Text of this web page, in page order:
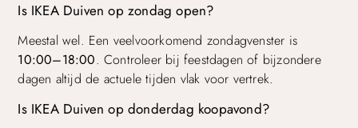
Is IKEA Duiven op zondag open?
Meestal wel. Een veelvoorkomend zondagvenster is
10:00–18:00. Controleer bij feestdagen of bijzondere
dagen altijd de actuele tijden vlak voor vertrek.
Is IKEA Duiven op donderdag koopavond?